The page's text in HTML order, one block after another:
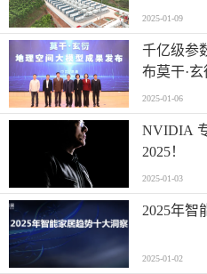
2025-01-09
千亿级参
布莫干·
2025-01-06
NVIDIA
2025！
2025-01-03
2025年智
2025-01-02